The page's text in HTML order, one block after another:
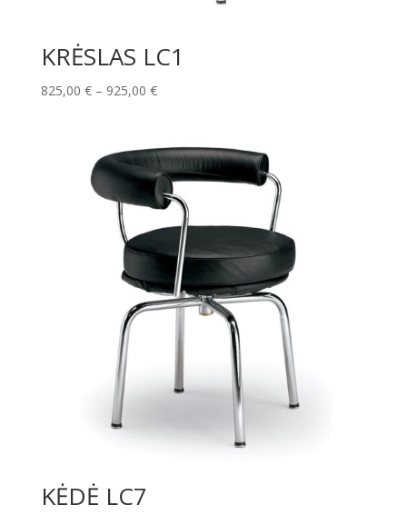
KRĖSLAS LC1
825,00 € – 925,00 €Price
through
925,00 €
KĖDĖ LC7